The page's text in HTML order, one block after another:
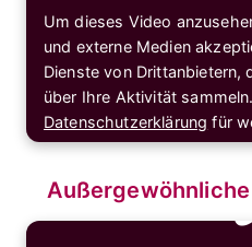
Um dieses Video
und externe Medien
Dienste von Drittanbietern,
über Ihre Aktivität
Datenschutzerklärung für
Cookies